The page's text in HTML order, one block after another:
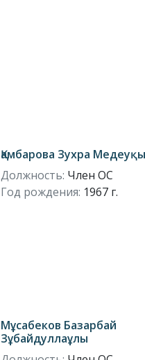
Қамбарова Зухра
Должность: Член ОС
Год рождения: 1967 г.
Мұсабеков Базарбай
Зұбайдуллаұлы